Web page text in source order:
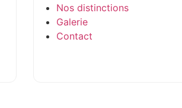
Nos distinctions
Galerie
Contact